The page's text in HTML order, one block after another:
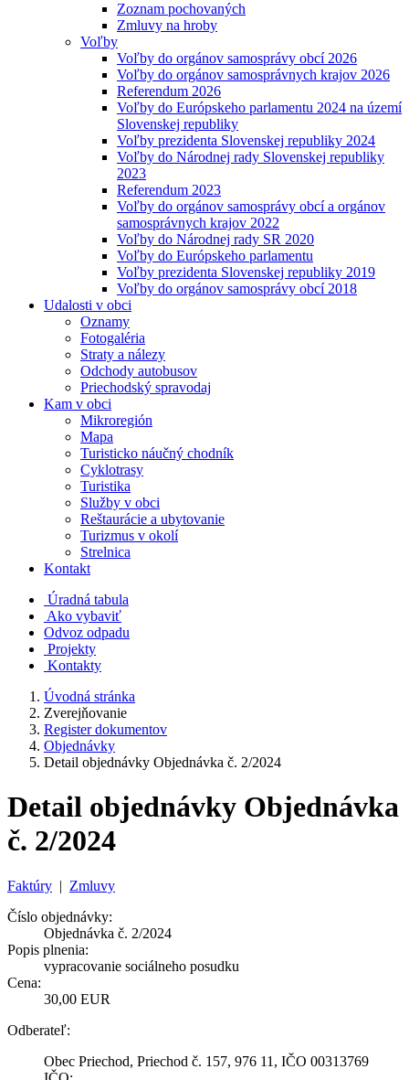
Zoznam pochovaných
Zmluvy na hroby
Voľby
Voľby do orgánov samosprávy obcí 2026
Voľby do orgánov samosprávnych krajov 2026
Referendum 2026
Voľby do Európskeho parlamentu 2024 na území
Slovenskej republiky
Voľby prezidenta Slovenskej republiky 2024
Voľby do Národnej rady Slovenskej republiky
2023
Referendum 2023
Voľby do orgánov samosprávy obcí a orgánov
samosprávnych krajov 2022
Voľby do Národnej rady SR 2020
Voľby do Európskeho parlamentu
Voľby prezidenta Slovenskej republiky 2019
Voľby do orgánov samosprávy obcí 2018
Udalosti v obci
Oznamy
Fotogaléria
Straty a nálezy
Odchody autobusov
Priechodský spravodaj
Kam v obci
Mikroregión
Mapa
Turisticko náučný chodník
Cyklotrasy
Turistika
Služby v obci
Reštaurácie a ubytovanie
Turizmus v okolí
Strelnica
Kontakt
Úradná tabula
Ako vybaviť
Odvoz odpadu
Projekty
Kontakty
Úvodná stránka
Zverejňovanie
Register dokumentov
Objednávky
Detail objednávky Objednávka č. 2/2024
Detail objednávky Objednávka
č. 2/2024
Faktúry | Zmluvy
Číslo objednávky:
Objednávka č. 2/2024
Popis plnenia:
vypracovanie sociálneho posudku
Cena:
30,00 EUR
Odberateľ:
Obec Priechod, Priechod č. 157, 976 11, IČO 00313769